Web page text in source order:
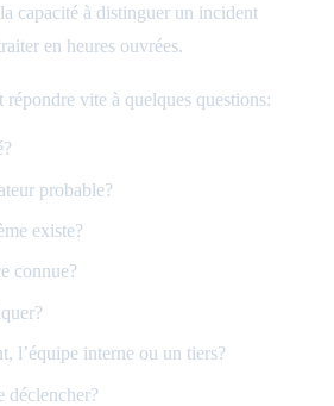
capacité à distinguer un incident
en heures ouvrées.
répondre vite à quelques questions:
probable?
existe?
connue?
l’équipe interne ou un tiers?
déclencher?